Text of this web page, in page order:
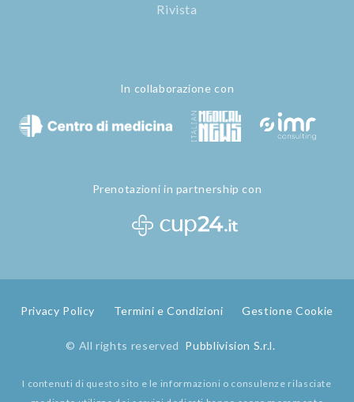
Rivista
In collaborazione con
Prenotazioni in partnership con
Privacy Policy Termini e Condizioni Gestione Cookie
© All rights reserved Pubblivision S.r.l.
I contenuti di questo sito e le informazioni o consulenze rilasciate